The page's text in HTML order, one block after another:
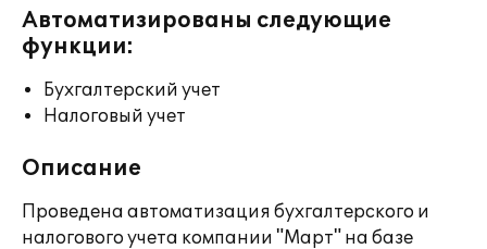
Автоматизированы следующие
функции:
Бухгалтерский учет
Налоговый учет
Описание
Проведена автоматизация бухгалтерского и
налогового учета компании "Март" на базе